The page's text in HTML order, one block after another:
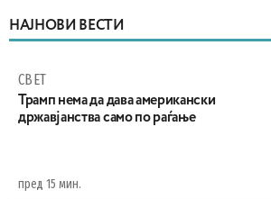
НАЈНОВИ ВЕСТИ
СВЕТ
Трамп нема да дава американски
државјанства само по раѓање
пред 15 мин.